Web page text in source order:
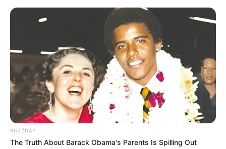
sinoptik.ua
Попит на нерухомість в Ужгороді зростає –
аналітика девелопера підтверджує
загальнонаціональний інтерес
У селі на Закарпатті жінки взялися засипати
BUZZDAY
The Truth About Barack Obama's Parents Is Spilling Out